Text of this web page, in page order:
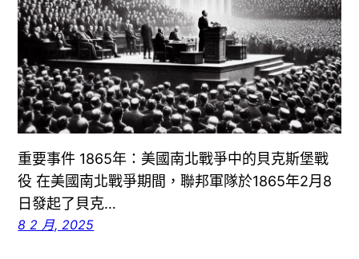
重要事件 1865年：美國南北戰爭中的貝克斯堡戰
役 在美國南北戰爭期間，聯邦軍隊於1865年2月8
日發起了貝克…
8 2 月, 2025